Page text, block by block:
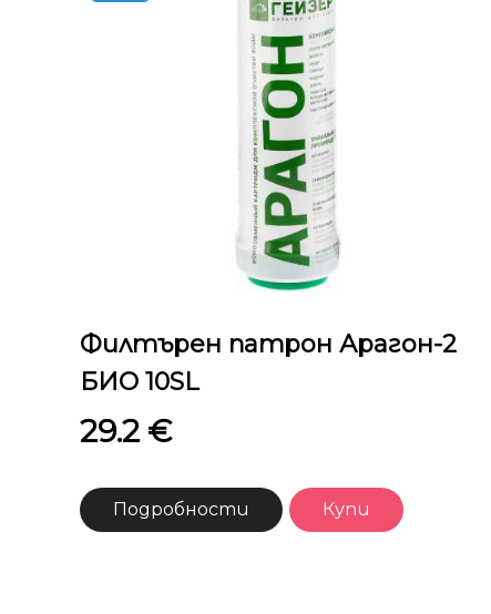
Филтърен патрон Арагон-2
БИО 10SL
29.2 €
Подробности Купи